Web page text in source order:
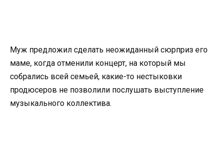
Муж предложил сделать неожиданный сюрприз его
маме, когда отменили концерт, на который мы
собрались всей семьей, какие-то нестыковки
продюсеров не позволили послушать выступление
музыкального коллектива.